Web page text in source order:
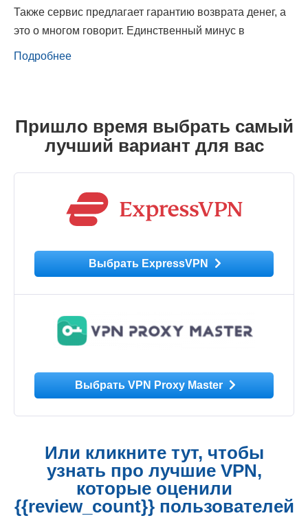
Также сервис предлагает гарантию возврата денег, а
это о многом говорит. Единственный минус в
Подробнее
Пришло время выбрать самый
лучший вариант для вас
Выбрать ExpressVPN
Выбрать VPN Proxy Master
Или кликните тут, чтобы
узнать про лучшие VPN,
которые оценили
{{review_count}} пользователей